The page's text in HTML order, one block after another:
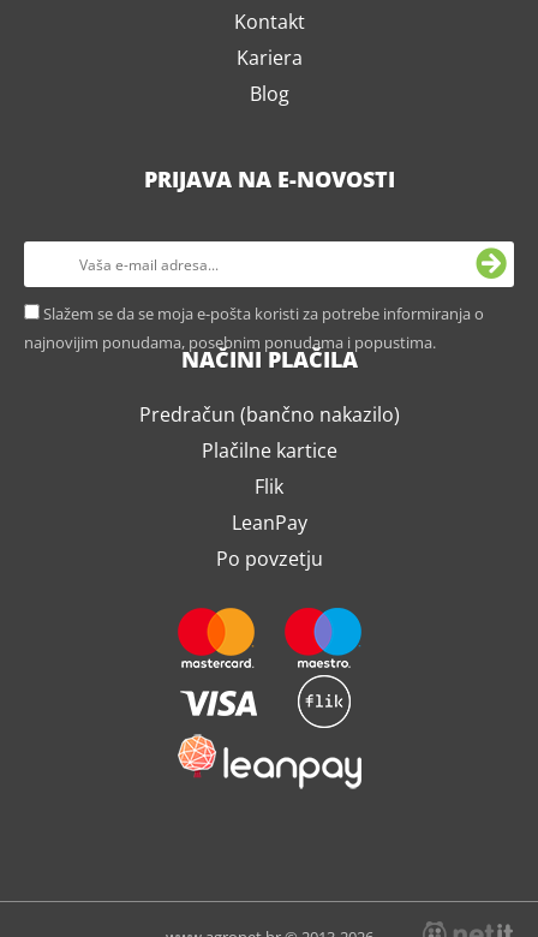
Kontakt
Kariera
Blog
PRIJAVA NA E-NOVOSTI
Slažem se da se moja e-pošta koristi za potrebe informiranja o
najnovijim ponudama, posebnim ponudama i popustima.
NAČINI PLAČILA
Predračun (bančno nakazilo)
Plačilne kartice
Flik
LeanPay
Po povzetju